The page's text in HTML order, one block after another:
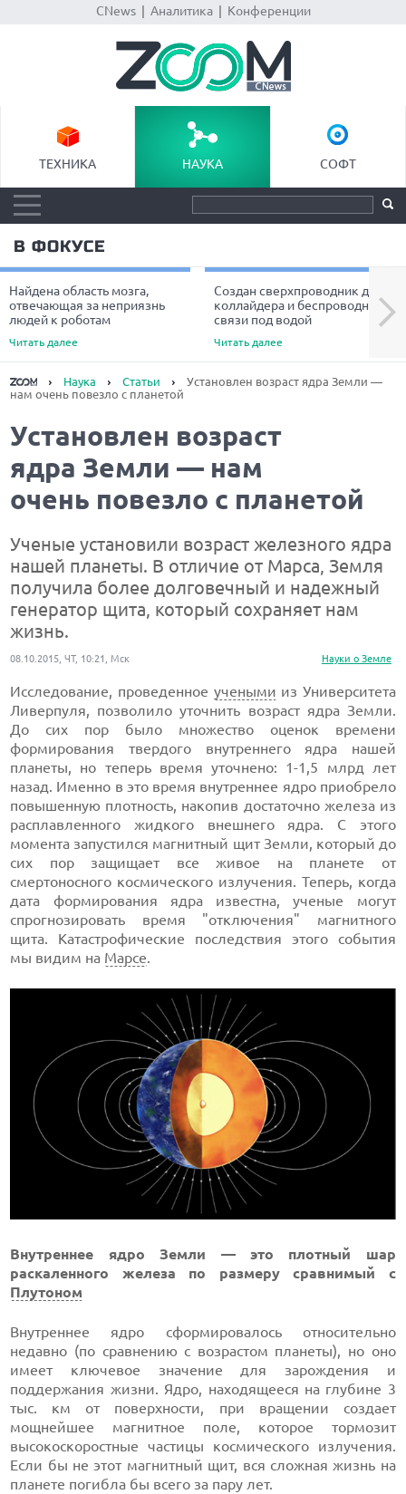
CNews| Аналитика| Конференции
ТЕХНИКА НАУКА СОФТ
В ФОКУСЕ
Найдена область мозга,
отвечающая за неприязнь
людей к роботам
Читать далее
Создан сверхпроводник для
коллайдера и беспроводной
связи под водой
Читать далее
Next
Наука Статьи
Установлен возраст ядра Земли —
нам очень повезло с планетой
Установлен возраст
ядра Земли — нам
очень повезло с планетой
Ученые установили возраст железного ядра
нашей планеты. В отличие от Марса, Земля
получила более долговечный и надежный
генератор щита, который сохраняет нам
жизнь.
Науки о Земле
08.10.2015, ЧТ, 10:21, Мск
Исследование, проведенное учеными из Университета
Ливерпуля, позволило уточнить возраст ядра Земли.
До сих пор было множество оценок времени
формирования твердого внутреннего ядра нашей
планеты, но теперь время уточнено: 1-1,5 млрд лет
назад. Именно в это время внутреннее ядро приобрело
повышенную плотность, накопив достаточно железа из
расплавленного жидкого внешнего ядра. С этого
момента запустился магнитный щит Земли, который до
сих пор защищает все живое на планете от
смертоносного космического излучения. Теперь, когда
дата формирования ядра известна, ученые могут
спрогнозировать время "отключения" магнитного
щита. Катастрофические последствия этого события
мы видим на Марсе.
Внутреннее ядро Земли — это плотный шар
раскаленного железа по размеру сравнимый с
Плутоном
Внутреннее ядро ​​сформировалось относительно
недавно (по сравнению с возрастом планеты), но оно
имеет ключевое значение для зарождения и
поддержания жизни. Ядро, находящееся на глубине 3
тыс. км от поверхности, при вращении создает
мощнейшее магнитное поле, которое тормозит
высокоскоростные частицы космического излучения.
Если бы не этот магнитный щит, вся сложная жизнь на
планете погибла бы всего за пару лет.